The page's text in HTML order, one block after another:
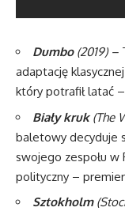
Dumbo(2019) –
adaptację
który potrafił latać
Biały kruk(The
baletowy decyduje
swojego zespołu w
polityczny –
Sztokholm